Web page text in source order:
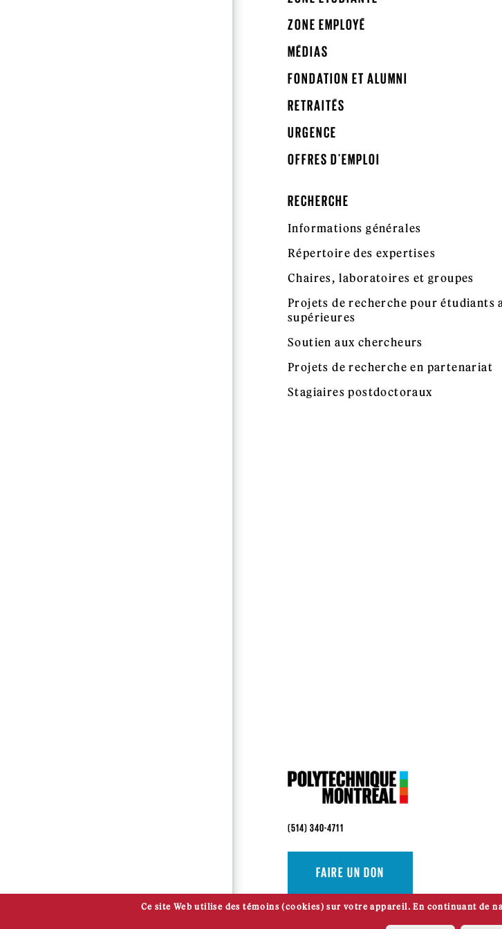
ZONE EMPLOYÉ
MÉDIAS
FONDATION ET ALUMNI
RETRAITÉS
URGENCE
OFFRES D'EMPLOI
RECHERCHE
Informations générales
Répertoire des expertises
Chaires, laboratoires et groupes
Projets de recherche pour étudiants
supérieures
Soutien aux chercheurs
Projets de recherche en partenariat
Stagiaires postdoctoraux
(514) 340-4711
FAIRE UN DON
Ce site Web utilise des témoins (cookies) sur votre appareil. En continuant de